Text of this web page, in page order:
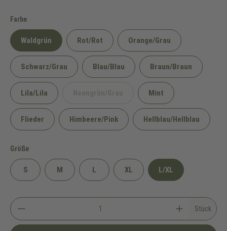
Farbeauswählen
Waldgrün Rot/Rot Orange/Grau
Schwarz/Grau Blau/Blau Braun/Braun
Lila/Lila (Diese Option ist zurzeit nicht verfügbar.)
Mint
Flieder Himbeere/Pink Hellblau/Hellblau
Größeauswählen
S M L XL L/XL
Stück